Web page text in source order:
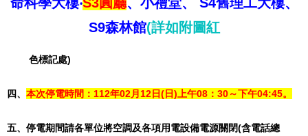
命科學大樓‧S3圓廳、小禮堂、 S4舊理工大樓、
S9森林館(詳如附圖紅
色標記處)
四、 本次停電時間： 112年02月12日(日)上午08：30～下午04:45。
五、停電期間請各單位將空調及各項用電設備電源關閉(含電話總